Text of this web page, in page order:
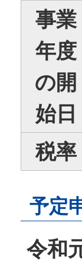
事業
年度
の開
始日
税率
予定
令和